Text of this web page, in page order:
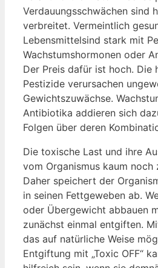
Verdauungsschwächen sind
verbreitet. Vermeintlich
Lebensmittelsind stark mit
Wachstumshormonen oder
Der Preis dafür ist hoch. Die
Pestizide verursachen
Gewichtszuwächse.
Antibiotika addieren sich
Folgen über deren
Die toxische Last und ihre
vom Organismus kaum noch
Daher speichert der
in seinen Fettgeweben ab.
oder Übergewicht abbauen
zunächst einmal entgiften.
das auf natürliche Weise
Entgiftung mit „Toxic OFF“